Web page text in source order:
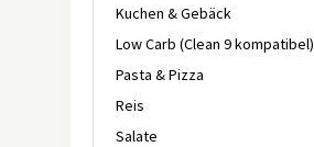
Kuchen & Gebäck
Low Carb (Clean 9 kompatibel)
Pasta & Pizza
Reis
Salate